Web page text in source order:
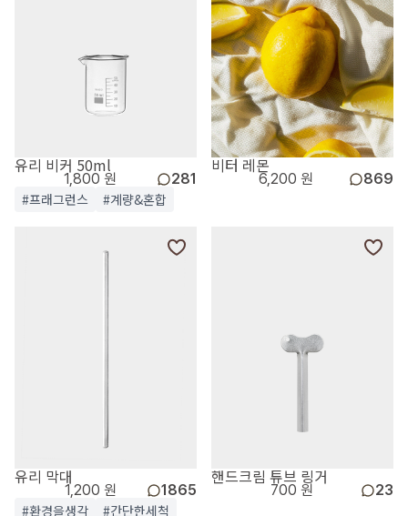
유리 비커 50ml
1,800 원 281
#프래그런스 #계량&혼합
비터 레몬
6,200 원 869
유리 막대
1,200 원 1865
#환경을생각 #간단한세척
핸드크림 튜브 링거
700 원 23